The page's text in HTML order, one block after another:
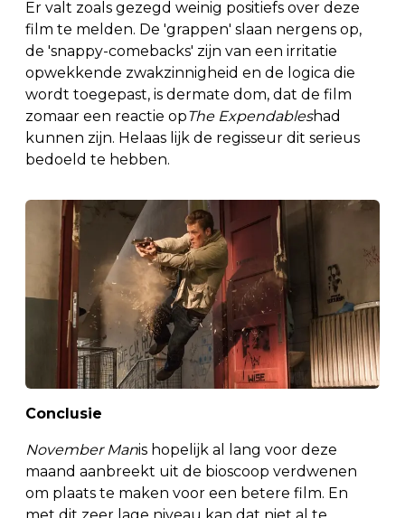
Er valt zoals gezegd weinig positiefs over deze
film te melden. De 'grappen' slaan nergens op,
de 'snappy-comebacks' zijn van een irritatie
opwekkende zwakzinnigheid en de logica die
wordt toegepast, is dermate dom, dat de film
zomaar een reactie opThe Expendableshad
kunnen zijn. Helaas lijk de regisseur dit serieus
bedoeld te hebben.
Conclusie
November Manis hopelijk al lang voor deze
maand aanbreekt uit de bioscoop verdwenen
om plaats te maken voor een betere film. En